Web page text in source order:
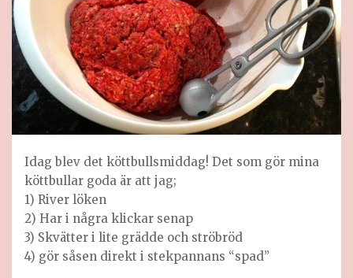
Idag blev det köttbullsmiddag! Det som gör mina
köttbullar goda är att jag;
1) River löken
2) Har i några klickar senap
3) Skvätter i lite grädde och ströbröd
4) gör såsen direkt i stekpannans “spad”